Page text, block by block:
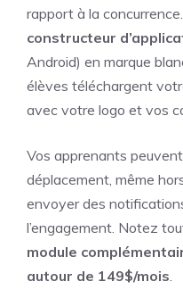
rapport à la
constructeur
Android) en marque
élèves téléchargent
avec votre logo et vos
Vos apprenants
déplacement, même
envoyer des
l’engagement. Notez
module
autour de 149$/mois